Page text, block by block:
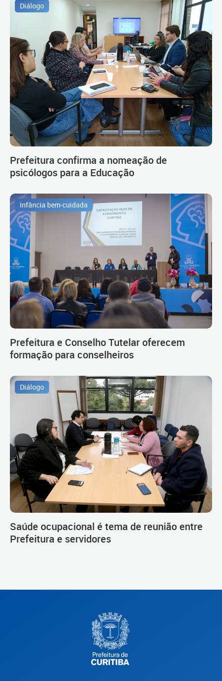
Diálogo
Prefeitura confirma a nomeação de
psicólogos para a Educação
Infância bem-cuidada
Prefeitura e Conselho Tutelar oferecem
formação para conselheiros
Diálogo
Saúde ocupacional é tema de reunião entre
Prefeitura e servidores